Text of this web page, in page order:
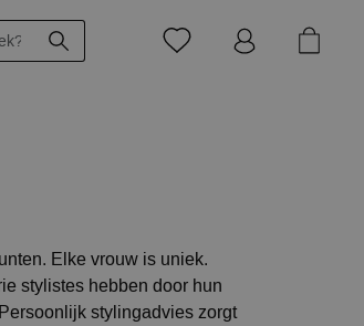
Elke vrouw is uniek.
stylistes hebben door hun
stylingadvies zorgt